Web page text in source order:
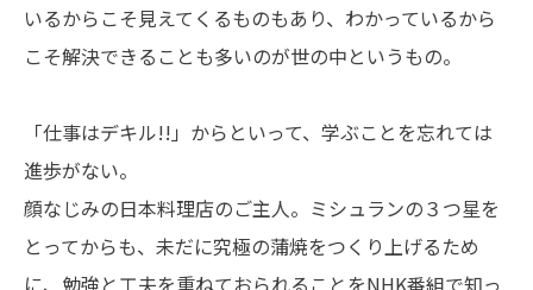
いるからこそ見えてくるものもあり、わかっているから
こそ解決できることも多いのが世の中というもの。
「仕事はデキル!!」からといって、学ぶことを忘れては
進歩がない。
顔なじみの日本料理店のご主人。ミシュランの３つ星を
とってからも、未だに究極の蒲焼をつくり上げるため